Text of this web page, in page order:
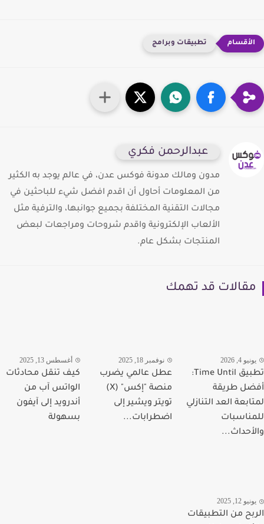
تطبيقات وبرامج
عبدالرحمن فكري
مدون ومالك مدونة فوكس عدن، في عالم يوجد به الكثير
من المعلومات أحاول أن اقدم افضل شيء للباحثين في
مجالات التقنية المختلفة بجميع جوانبها، والترفية مثل
الألعاب الإلكترونية واقدم شروحات ومراجعات لبعض
المنتجات بشكل عام.
قد تهمك
4, 2026
تطبيق Time Until:
طريقة
العد التنازلي
نوفمبر 18, 2025
عطل عالمي يضرب
منصة "إكس" (X)
تويتر ويشير إلى
اضطرابات...
أغسطس 13, 2025
كيف تنقل محادثات
الواتس آب من
أندرويد إلى آيفون
بسهولة
12, 2025
من التطبيقات